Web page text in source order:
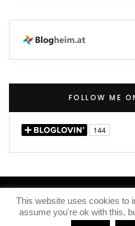
FOLLOW ME
(C) 2020
This website uses cookies to
assume you're ok with this,